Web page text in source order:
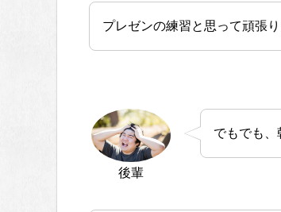
プレゼンの練習と思って頑張り
後輩
でもでも、